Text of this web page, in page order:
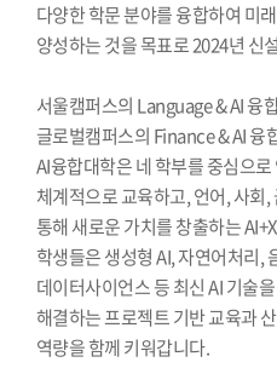
다양한 학문 분야를 융합하여 미
양성하는 것을 목표로 2024년 신
서울캠퍼스의 Language & AI 융
글로벌캠퍼스의 Finance & AI 융
AI융합대학은 네 학부를 중심으
체계적으로 교육하고, 언어, 사회
통해 새로운 가치를 창출하는
학생들은 생성형 AI, 자연어처리,
데이터사이언스 등 최신 AI 기술
해결하는 프로젝트 기반 교육과
역량을 함께 키워갑니다.